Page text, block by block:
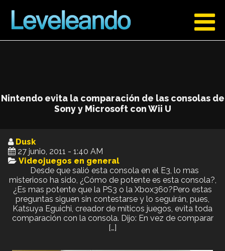
Nintendo evita la comparación de las consolas de
Sony y Microsoft con Wii U
Dusk
27 junio, 2011 - 1:40 AM
Videojuegos en general
Desde que salió esta consola en el E3, lo mas
misterioso ha sido, ¿Cómo de potente es esta consola?,
¿Es mas potente que la PS3 o la Xbox360?Pero estas
preguntas siguen sin contestarse y lo seguirán, pues,
Katsuya Eguichi, creador de míticos juegos, evita toda
comparación con la consola. Dijo: En vez de comparar
[…]